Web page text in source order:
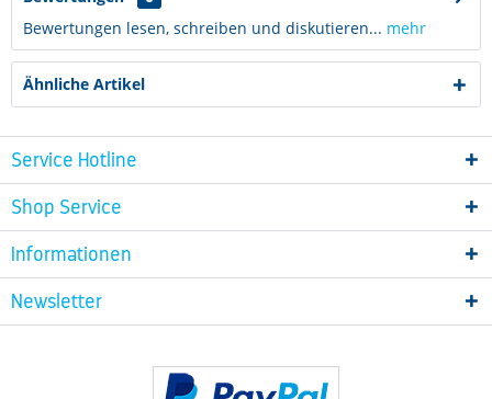
Bewertungen lesen, schreiben und diskutieren... mehr
Ähnliche Artikel
Service Hotline
Shop Service
Informationen
Newsletter